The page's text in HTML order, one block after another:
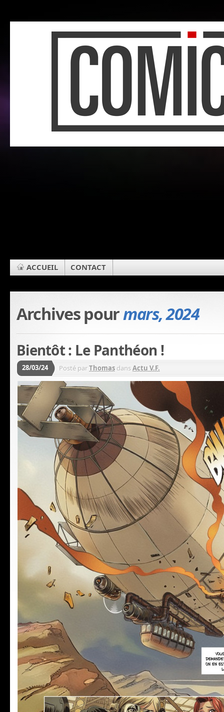
ACCUEIL CONTACT
Archives pourmars, 2024
Bientôt : Le Panthéon !
28/03/24 Posté parThomas dansActu V.F.